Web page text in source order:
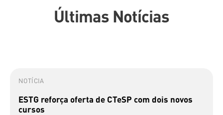
Últimas Notícias
NOTÍCIA
ESTG reforça oferta de CTeSP com dois novos
cursos